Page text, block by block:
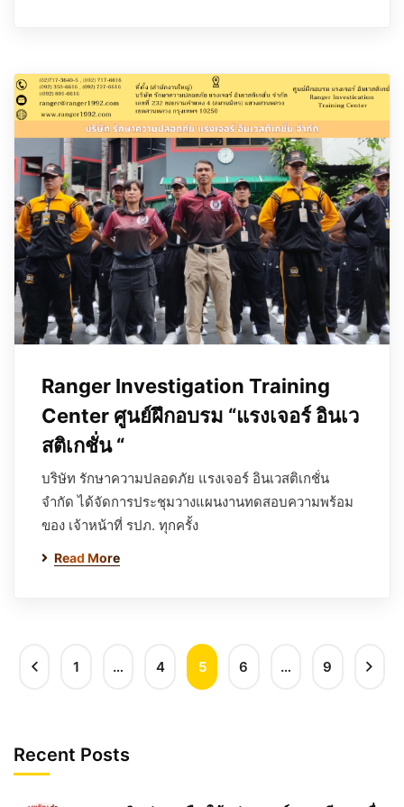
Ranger Investigation Training
Center ศูนย์ฝึกอบรม “แรงเจอร์ อินเว
สติเกชั่น “
บริษัท รักษาความปลอดภัย แรงเจอร์ อินเวสติเกชั่น
จำกัด ได้จัดการประชุมวางแผนงานทดสอบความพร้อม
ของ เจ้าหน้าที่ รปภ. ทุกครั้ง
Read More
1 … 4 5 6 … 9
Recent Posts